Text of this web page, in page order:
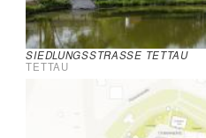
SIEDLUNGSSTRASSE TETTAU
TETTAU